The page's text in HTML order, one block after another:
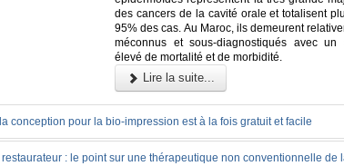
des cancers de la cavité orale et totalisent
95% des cas. Au Maroc, ils demeurent
méconnus et sous-diagnostiqués avec un
élevé de mortalité et de morbidité.
Lire la suite...
conception pour la bio-impression est à la fois gratuit et facile
: le point sur une thérapeutique non conventionnelle de